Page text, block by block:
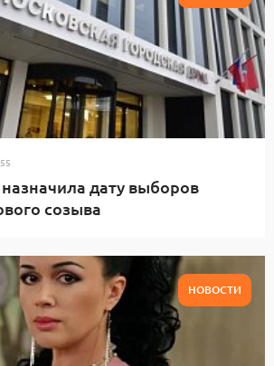
дату выборов
созыва
НОВОСТИ